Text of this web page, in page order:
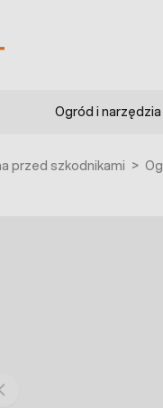
Ogród i narzędzia
przed szkodnikami >